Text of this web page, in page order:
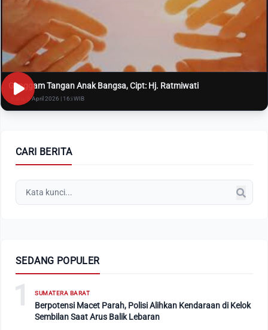
Genggam Tangan Anak Bangsa, Cipt: Hj. Ratmiwati
Rabu, 8 April 2026 | 16:i WIB
CARI BERITA
SEDANG POPULER
1 SUMATERA BARAT
Berpotensi Macet Parah, Polisi Alihkan Kendaraan di Kelok
Sembilan Saat Arus Balik Lebaran